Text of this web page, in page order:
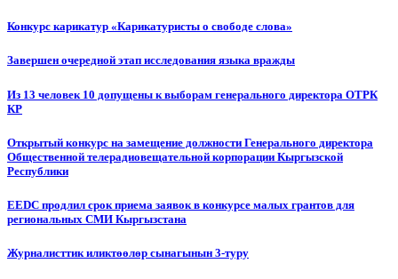
Конкурс карикатур «Карикатуристы о свободе слова»
Завершен очередной этап исследования языка вражды
Из 13 человек 10 допущены к выборам генерального директора ОТРК
КР
Открытый конкурс на замещение должности Генерального директора
Общественной телерадиовещательной корпорации Кыргызской
Республики
EEDC продлил срок приема заявок в конкурсе малых грантов для
региональных СМИ Кыргызстана
Журналисттик иликтөөлөр сынагынын 3-туру